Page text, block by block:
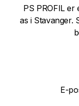
PS PROFIL er
as i Stavanger.
E-